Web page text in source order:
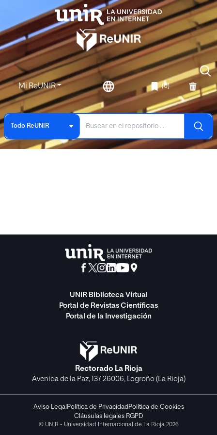
Mi ReUNIR (0)
Todo ReUNIR
UNIR Biblioteca Virtual
Portal de Revistas Científicas
Portal de la Investigación
Rectorado La Rioja
Avenida de la Paz, 137 26006, Logroño (La Rioja)
Aviso Legal Política de Privacidad Política de Cookies
Cláusulas legales RGPD
© UNIR - Universidad Internacional de La Rioja 2026